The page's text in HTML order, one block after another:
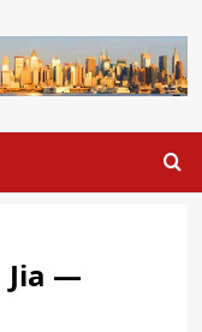
Jia —